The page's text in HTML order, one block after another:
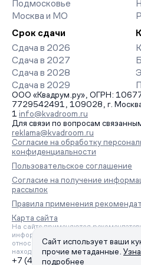
Подмосковье
Москва и МО
Срок сдачи
Сдача в 2026
Сдача в 2027
Сдача в 2028
Сдача в 2029
ООО «Квадрум.ру», ОГРН:
7729542491, 109028, г.
1 info@kvadroom.ru
Для связи по вопросам
reklama@kvadroom.ru
Согласие на обработку
конфиденциальности
Пользовательское соглашение
Согласие на получение
рассылок
Правила применения
Карта сайта
На сайте применяются
информации на основе сбора,
относящихся к предпочтениям
находящихся на территории
+7 (495) 157-88-80
Сайт использует ваши
прочие метаданные.
подробнее